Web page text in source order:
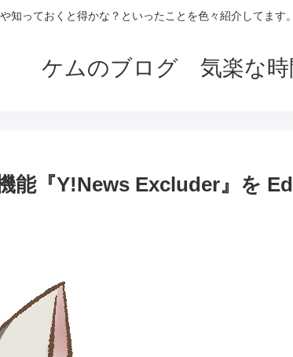
知っておくと得かな？といったことを色々紹介してます
ケムのブログ 気楽な時
能『Y!News Excluder』を